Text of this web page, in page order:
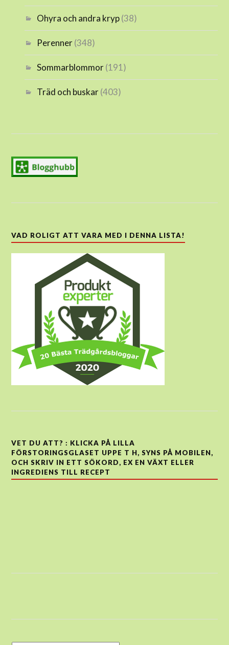
Ohyra och andra kryp(38)
Perenner(348)
Sommarblommor(191)
Träd och buskar(403)
VAD ROLIGT ATT VARA MED I DENNA LISTA!
VET DU ATT? : KLICKA PÅ LILLA
FÖRSTORINGSGLASET UPPE T H, SYNS PÅ MOBILEN,
OCH SKRIV IN ETT SÖKORD, EX EN VÄXT ELLER
INGREDIENS TILL RECEPT